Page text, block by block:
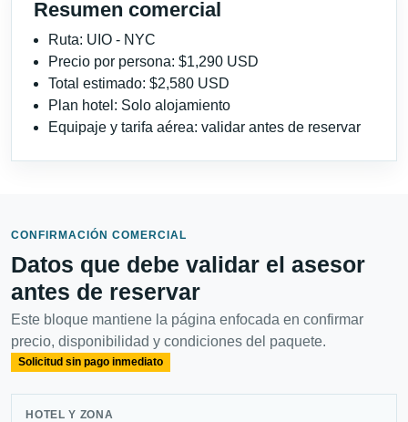
Resumen comercial
Ruta: UIO - NYC
Precio por persona: $1,290 USD
Total estimado: $2,580 USD
Plan hotel: Solo alojamiento
Equipaje y tarifa aérea: validar antes de reservar
CONFIRMACIÓN COMERCIAL
Datos que debe validar el asesor
antes de reservar
Este bloque mantiene la página enfocada en confirmar
precio, disponibilidad y condiciones del paquete.
Solicitud sin pago inmediato
HOTEL Y ZONA